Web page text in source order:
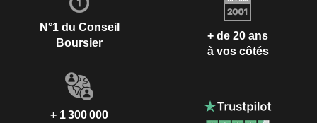
N°1 du Conseil
Boursier
+ de 20 ans
à vos côtés
+ 1 300 000